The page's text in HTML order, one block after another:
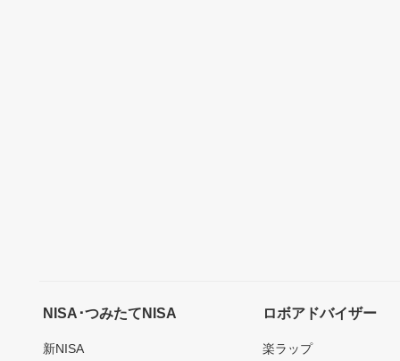
NISA･つみたてNISA
新NISA
ロボアドバイザー
楽ラップ